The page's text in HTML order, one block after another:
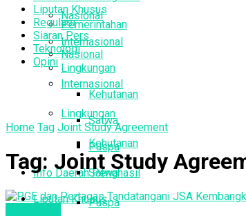
Nasional
Internasional
Lingkungan
Kehutanan
Satwa
Puspa
Info Daerah Penghasil
Liputan Khusus
Pemerintahan
Nasional
Internasional
Lingkungan
Kehutanan
Satwa
Puspa
Liputan Khusus
Regulasi
Siaran Pers
Teknologi
Opini
Home Tag Joint Study Agreement
Tag: Joint Study